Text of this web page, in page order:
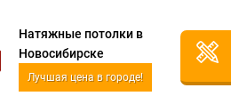
Натяжные потолки в
Новосибирске
Лучшая цена в городе!